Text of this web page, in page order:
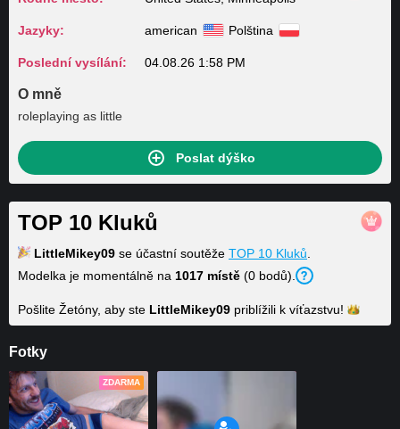
Jazyky: american Polština
Poslední vysílání: 04.08.26 1:58 PM
O mně
roleplaying as little
Poslat dýško
TOP 10 Kluků
LittleMikey09 se účastní soutěže TOP 10 Kluků
Modelka je momentálně na 1017 místě (0 bodů).
Pošlite Žetóny, aby ste LittleMikey09 priblížili k víťazstvu!
Fotky
ZDARMA